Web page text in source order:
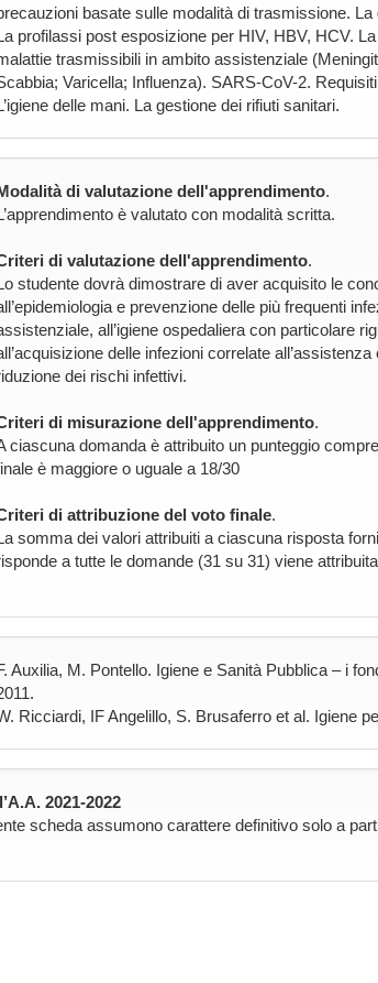
basate sulle modalità di trasmissione.
profilassi post esposizione per HIV, HBV, HCV.
trasmissibili in ambito assistenziale
Varicella; Influenza). SARS-CoV-2.
delle mani. La gestione dei rifiuti sanitari.
di valutazione dell'apprendimento.
è valutato con modalità scritta.
di valutazione dell'apprendimento.
studente dovrà dimostrare di aver acquisito le
e prevenzione delle più frequenti
all’igiene ospedaliera con particolare
delle infezioni correlate
dei rischi infettivi.
di misurazione dell'apprendimento.
ciascuna domanda è attribuito un punteggio
è maggiore o uguale a 18/30
di attribuzione del voto finale.
somma dei valori attribuiti a ciascuna risposta
a tutte le domande (31 su 31) viene
Auxilia, M. Pontello. Igiene e Sanità Pubblica – i
Ricciardi, IF Angelillo, S. Brusaferro et al. Igiene
2021-2022
scheda assumono carattere definitivo solo a